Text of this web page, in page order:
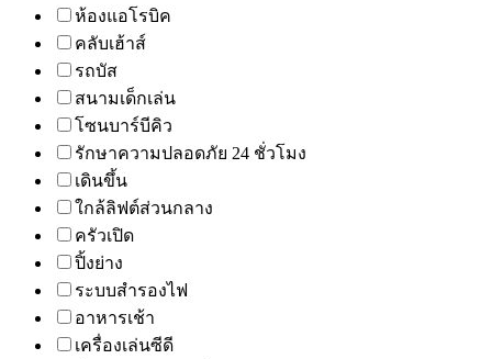
ห้องแอโรบิค
คลับเฮ้าส์
รถบัส
สนามเด็กเล่น
โซนบาร์บีคิว
รักษาความปลอดภัย 24 ชั่วโมง
เดินขึ้น
ใกล้ลิฟต์ส่วนกลาง
ครัวเปิด
ปิ้งย่าง
ระบบสำรองไฟ
อาหารเช้า
เครื่องเล่นซีดี